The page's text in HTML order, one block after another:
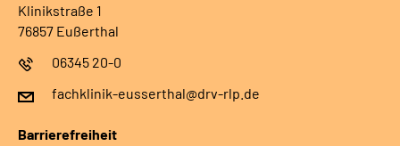
Klinikstraße 1
76857 Eußerthal
06345 20-0
fachklinik-eusserthal@drv-rlp.de
Barrierefreiheit